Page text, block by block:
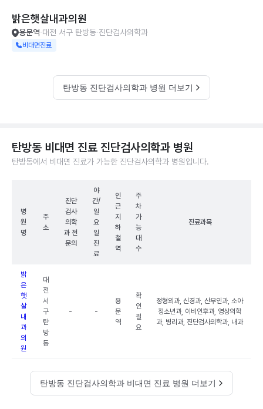
밝은햇살내과의원
용문역 대전 서구 탄방동 진단검사의학과
비대면진료
탄방동 진단검사의학과 병원 더보기
탄방동 비대면 진료 진단검사의학과 병원
탄방동에서 비대면 진료가 가능한 진단검사의학과 병원입니다.
병
원
명
주
소
진단
검사
의학
과 전
문의
야
간/
일
요
일
진
료
인
근
지
하
철
역
주
차
가
능
대
수
진료과목
밝
은
햇
살
내
과
의
원
대
전
서
구
탄
방
동
- -
용
문
역
확
인
필
요
정형외과, 신경과, 산부인과, 소아
청소년과, 이비인후과, 영상의학
과, 병리과, 진단검사의학과, 내과
탄방동 진단검사의학과 비대면 진료 병원 더보기